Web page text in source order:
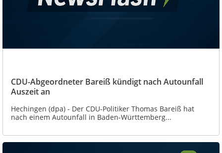
CDU-Abgeordneter Bareiß kündigt nach Autounfall
Auszeit an
Hechingen (dpa) - Der CDU-Politiker Thomas Bareiß hat
nach einem Autounfall in Baden-Württemberg...